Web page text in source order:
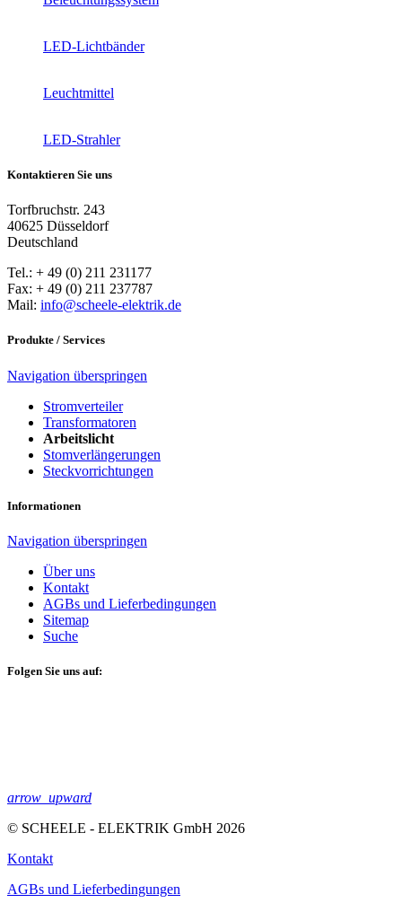
LED-Lichtbänder
Leuchtmittel
LED-Strahler
Kontaktieren Sie uns
Torfbruchstr. 243
40625 Düsseldorf
Deutschland
Tel.: + 49 (0) 211 231177
Fax: + 49 (0) 211 237787
Mail: info@scheele-elektrik.de
Produkte / Services
Navigation überspringen
Stromverteiler
Transformatoren
Arbeitslicht
Stomverlängerungen
Steckvorrichtungen
Informationen
Navigation überspringen
Über uns
Kontakt
AGBs und Lieferbedingungen
Sitemap
Suche
Folgen Sie uns auf:
arrow_upward
© SCHEELE - ELEKTRIK GmbH 2026
Kontakt
AGBs und Lieferbedingungen